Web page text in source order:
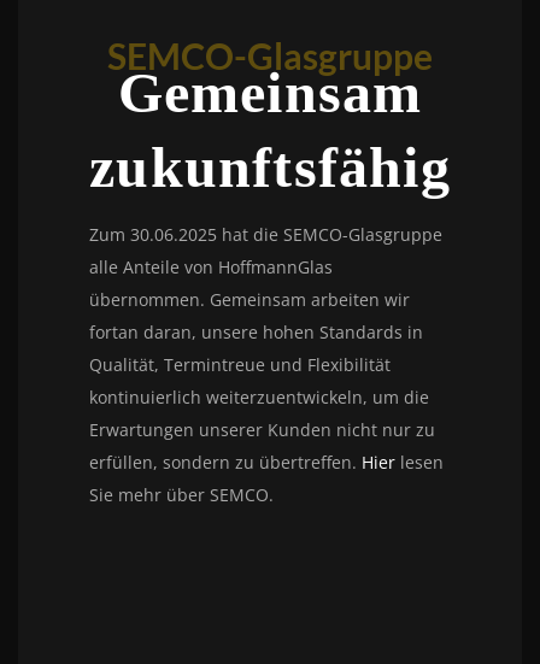
SEMCO-Glasgruppe
Gemeinsam
zukunftsfähig
Zum 30.06.2025 hat die SEMCO-Glasgruppe
alle Anteile von HoffmannGlas
übernommen. Gemeinsam arbeiten wir
fortan daran, unsere hohen Standards in
Qualität, Termintreue und Flexibilität
kontinuierlich weiterzuentwickeln, um die
Erwartungen unserer Kunden nicht nur zu
erfüllen, sondern zu übertreffen. Hier lesen
Sie mehr über SEMCO.